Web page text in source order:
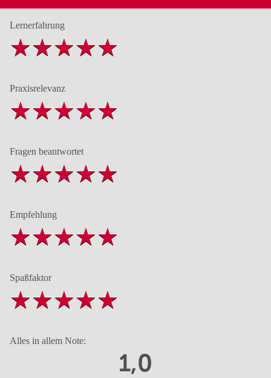
Lernerfahrung
Praxisrelevanz
Fragen beantwortet
Empfehlung
Spaßfaktor
Alles in allem Note:
1,0